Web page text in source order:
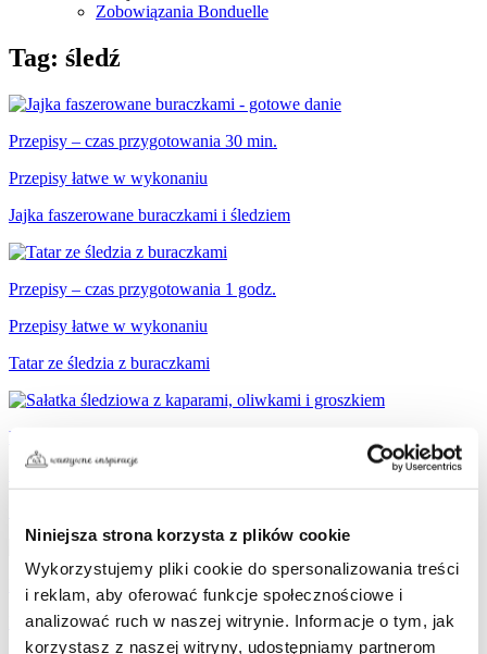
Niniejsza strona korzysta z plików cookie
Wykorzystujemy pliki cookie do spersonalizowania treści
i reklam, aby oferować funkcje społecznościowe i
analizować ruch w naszej witrynie. Informacje o tym, jak
korzystasz z naszej witryny, udostępniamy partnerom
Zobowiązania Bonduelle
Tag: śledź
Przepisy – czas przygotowania 30 min.
Przepisy łatwe w wykonaniu
Jajka faszerowane buraczkami i śledziem
Przepisy – czas przygotowania 1 godz.
Przepisy łatwe w wykonaniu
Tatar ze śledzia z buraczkami
Przepisy – czas przygotowania 20 min.
Przepisy łatwe w wykonaniu
Przepisy – czas przygotowania 1 godz.
Przepisy łatwe w wykonaniu